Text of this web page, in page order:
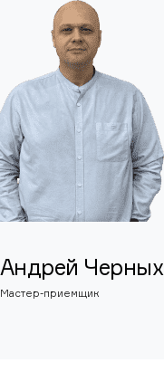
Андрей Черных
Мастер-приемщик